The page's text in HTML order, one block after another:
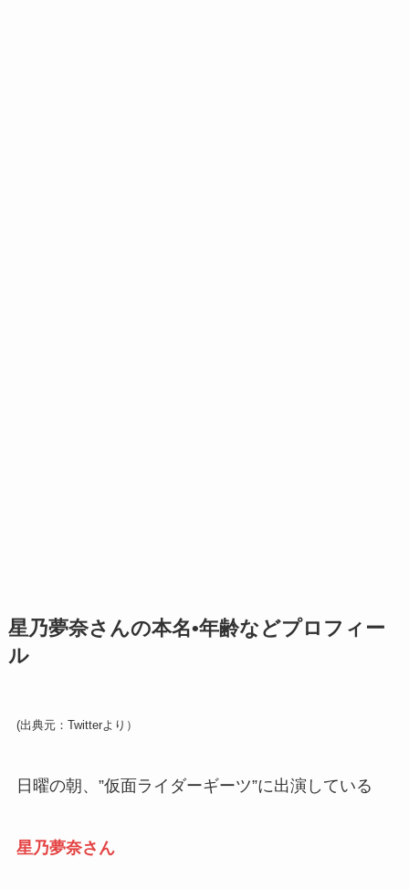
星乃夢奈さんの本名•年齢などプロフィー
ル
(出典元：Twitterより）
日曜の朝、”仮面ライダーギーツ”に出演している
星乃夢奈さん